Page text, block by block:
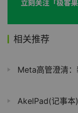
相关推荐
Meta高管澄清
AkelPad(记事本